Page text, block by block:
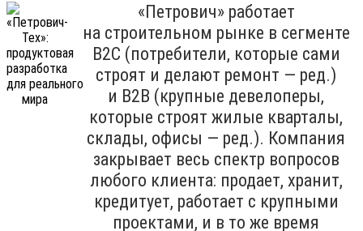
«Петрович» работает
на строительном рынке в сегменте
B2C (потребители, которые сами
строят и делают ремонт — ред.)
и B2B (крупные девелоперы,
которые строят жилые кварталы,
склады, офисы — ред.). Компания
закрывает весь спектр вопросов
любого клиента: продает, хранит,
кредитует, работает с крупными
проектами, и в то же время